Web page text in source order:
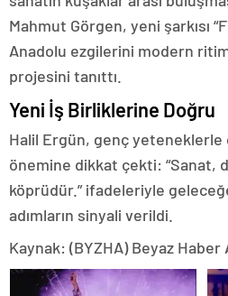
Mahmut Görgen, yeni şarkısı
Anadolu ezgilerini modern
projesini tanıttı.
Yeni İş Birliklerine Doğru
Halil Ergün, genç
önemine dikkat çekti: “Sanat,
köprüdür.” ifadeleriyle
adımların sinyali verildi.
Kaynak: (BYZHA) Beyaz Haber